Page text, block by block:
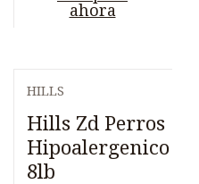
ahora
HILLS
Hills Zd Perros
Hipoalergenico
8lb